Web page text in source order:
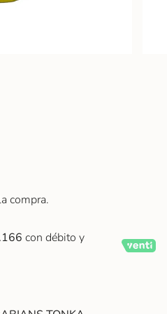
compra.
con débito y